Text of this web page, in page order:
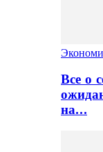
Все о
на…